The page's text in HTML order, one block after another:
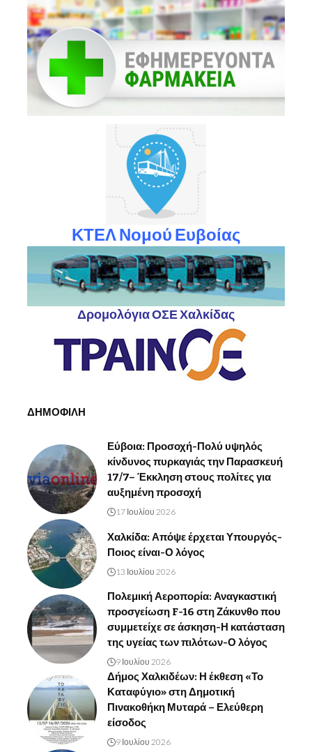
ΚΤΕΛ Νομού Ευβοίας
Δρομολόγια ΟΣΕ Χαλκίδας
ΔΗΜΟΦΙΛΗ
Εύβοια: Προσοχή-Πολύ υψηλός
κίνδυνος πυρκαγιάς την Παρασκευή
17/7– Έκκληση στους πολίτες για
αυξημένη προσοχή
17 Ιουλίου 2026
Χαλκίδα: Απόψε έρχεται Υπουργός-
Ποιος είναι-Ο λόγος
13 Ιουλίου 2026
Πολεμική Αεροπορία: Αναγκαστική
προσγείωση F-16 στη Ζάκυνθο που
συμμετείχε σε άσκηση-Η κατάσταση
της υγείας των πιλότων-Ο λόγος
9 Ιουλίου 2026
Δήμος Χαλκιδέων: Η έκθεση «Το
Καταφύγιο» στη Δημοτική
Πινακοθήκη Μυταρά – Ελεύθερη
είσοδος
9 Ιουλίου 2026